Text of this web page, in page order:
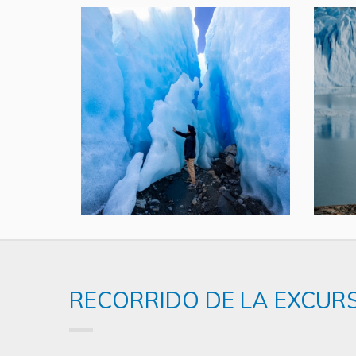
RECORRIDO DE LA